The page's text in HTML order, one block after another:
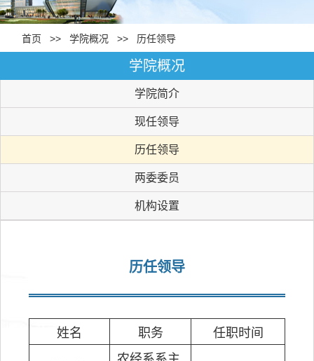
首页 >>学院概况 >> 历任领导
学院概况
学院简介
现任领导
历任领导
两委委员
机构设置
历任领导
姓名 职务 任职时间